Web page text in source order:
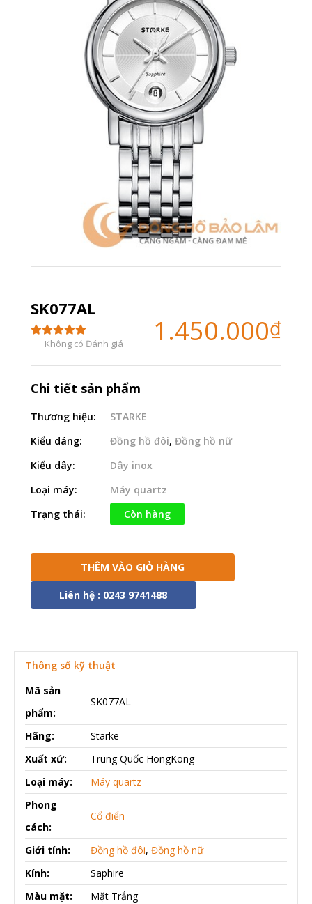
SK077AL
Không có Đánh giá 1.450.000₫
Chi tiết sản phẩm
Thương hiệu:
STARKE
Kiểu dáng:
Đồng hồ đôi, Đồng hồ nữ
Kiểu dây:
Dây inox
Loại máy:
Máy quartz
Trạng thái:
Còn hàng
THÊM VÀO GIỎ HÀNG
Liên hệ : 0243 9741488
Thông số kỹ thuật
Mã sản
phẩm:
SK077AL
Hãng:
Starke
Xuất xứ:
Trung Quốc HongKong
Loại máy:
Máy quartz
Phong
cách:
Cổ điển
Giới tính: Đồng hồ đôi, Đồng hồ nữ
Kính:
Saphire
Màu mặt:
Mặt Trắng